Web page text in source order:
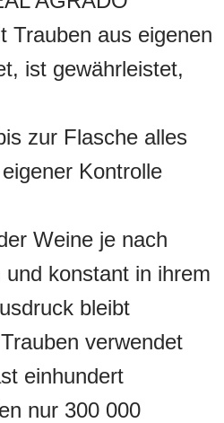
Trauben aus eigenen
ist gewährleistet,
zur Flasche alles
Kontrolle
Weine je nach
und konstant in ihrem
bleibt
verwendet
einhundert
nur 300 000